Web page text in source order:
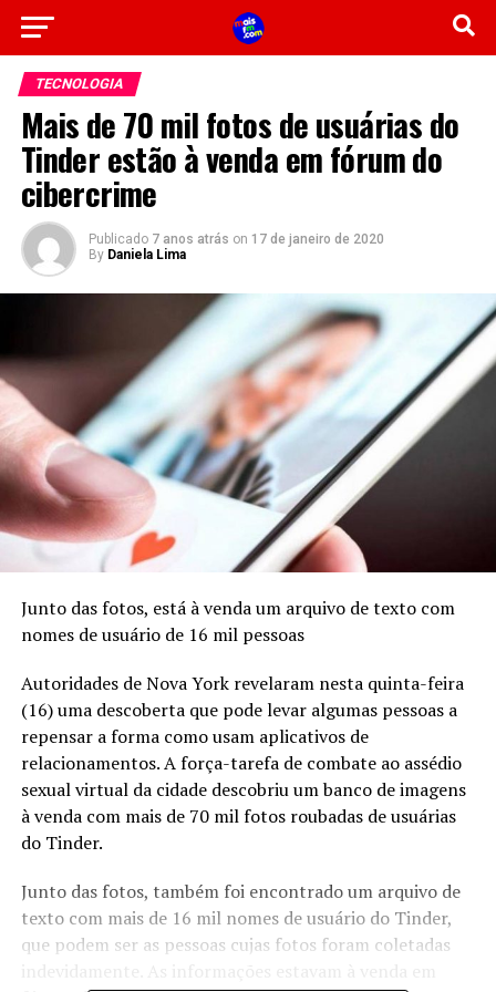
TECNOLOGIA
Mais de 70 mil fotos de usuárias do
Tinder estão à venda em fórum do
cibercrime
Publicado 7 anos atrás on 17 de janeiro de 2020
By Daniela Lima
Junto das fotos, está à venda um arquivo de texto com
nomes de usuário de 16 mil pessoas
Autoridades de Nova York revelaram nesta quinta-feira
(16) uma descoberta que pode levar algumas pessoas a
repensar a forma como usam aplicativos de
relacionamentos. A força-tarefa de combate ao assédio
sexual virtual da cidade descobriu um banco de imagens
à venda com mais de 70 mil fotos roubadas de usuárias
do Tinder.
Junto das fotos, também foi encontrado um arquivo de
texto com mais de 16 mil nomes de usuário do Tinder,
que podem ser as pessoas cujas fotos foram coletadas